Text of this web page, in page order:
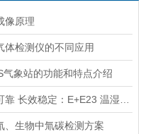
像原理
体检测仪的不同应用
气象站的功能和特点介绍
、生物中氚碳检测方案